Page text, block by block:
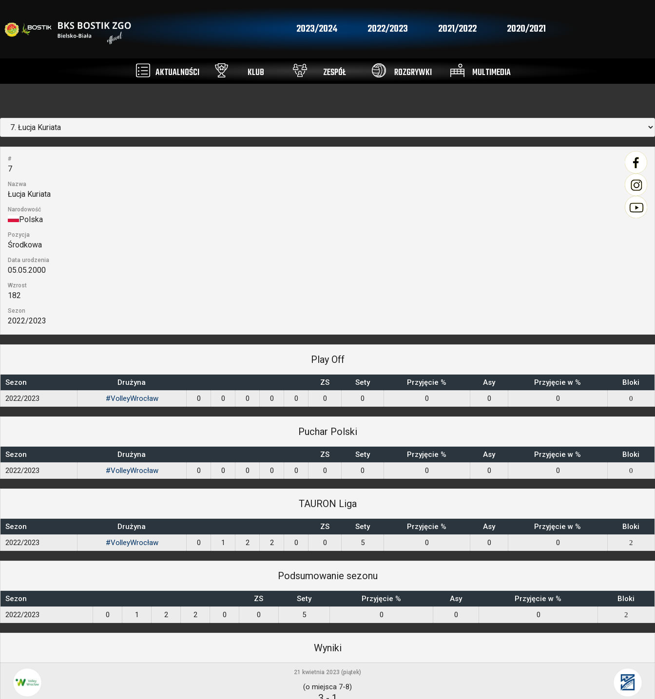
2023/2024 2022/2023 2021/2022 2020/2021
AKTUALNOŚCI KLUB ZESPÓŁ ROZGRYWKI MULTIMEDIA
#
7
Nazwa
Łucja Kuriata
Narodowość
Polska
Pozycja
Środkowa
Data urodzenia
05.05.2000
Wzrost
182
Sezon
2022/2023
Play Off
Sezon Drużyna ZS Sety Przyjęcie % Asy Przyjęcie w %
Bloki
2022/2023
#VolleyWrocław 0 0 0 0 0 0 0 0 0 0 0
Puchar Polski
Sezon Drużyna ZS Sety Przyjęcie % Asy Przyjęcie w %
Bloki
2022/2023
#VolleyWrocław 0 0 0 0 0 0 0 0 0 0 0
TAURON Liga
Sezon Drużyna ZS Sety Przyjęcie % Asy Przyjęcie w %
Bloki
2022/2023
#VolleyWrocław 0 1 2 2 0 0 5 0 0 0 2
Podsumowanie sezonu
Sezon ZS Sety Przyjęcie % Asy Przyjęcie w %
Bloki
2022/2023
0 1 2 2 0 0 5 0 0 0 2
Wyniki
21 kwietnia 2023 (piątek)
(o miejsca 7-8)